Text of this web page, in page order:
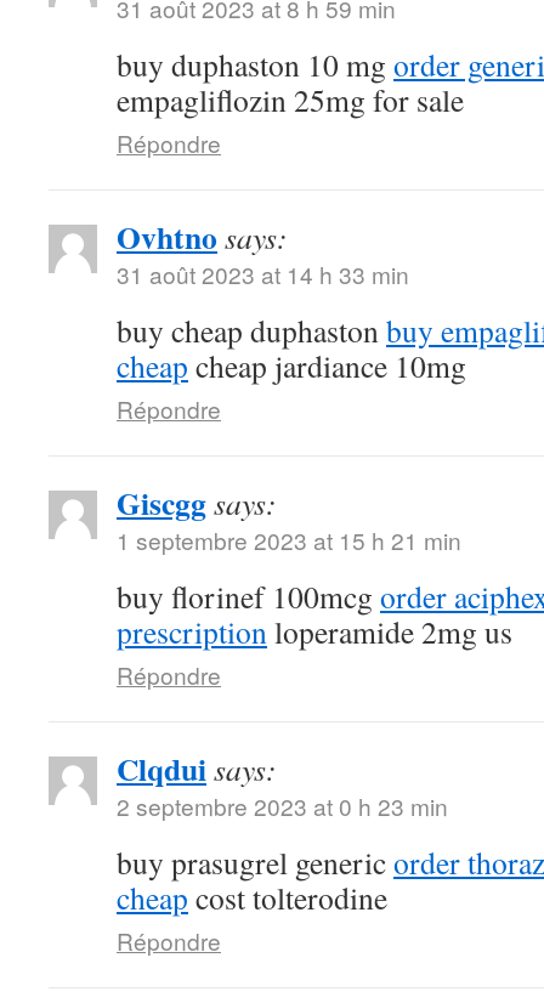
31 août 2023 at 8 h 59 min
buy duphaston 10 mg order
empagliflozin 25mg for sale
Répondre
Ovhtno says:
31 août 2023 at 14 h 33 min
buy cheap duphastonbuy
cheap cheap jardiance 10mg
Répondre
Giscggsays:
1 septembre 2023 at 15 h 21 min
buy florinef 100mcg order
prescriptionloperamide 2mg us
Répondre
Clqduisays:
2 septembre 2023 at 0 h 23 min
buy prasugrel genericorder
cheap cost tolterodine
Répondre